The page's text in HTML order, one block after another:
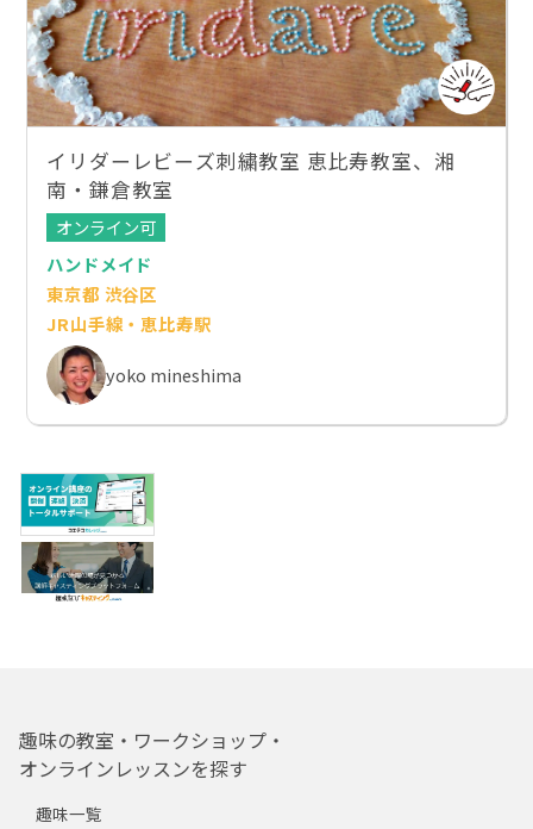
イリダーレビーズ刺繍教室 恵比寿教室、湘
南・鎌倉教室
オンライン可
ハンドメイド
東京都 渋谷区
JR山手線・恵比寿駅
yoko mineshima
趣味の教室・ワークショップ・
オンラインレッスンを探す
趣味一覧